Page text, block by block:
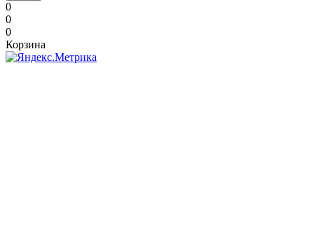
0
0
0
Корзина